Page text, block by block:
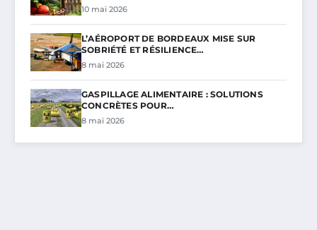
10 mai 2026
L’AÉROPORT DE BORDEAUX MISE SUR
SOBRIÉTÉ ET RÉSILIENCE…
8 mai 2026
GASPILLAGE ALIMENTAIRE : SOLUTIONS
CONCRÈTES POUR…
8 mai 2026